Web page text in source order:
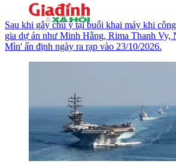
Sau khi gây chú ý tại buổi khai máy khi
gia dự án như Minh Hằng, Rima Thanh
Mìn' ấn định ngày ra rạp vào 23/10/2026.